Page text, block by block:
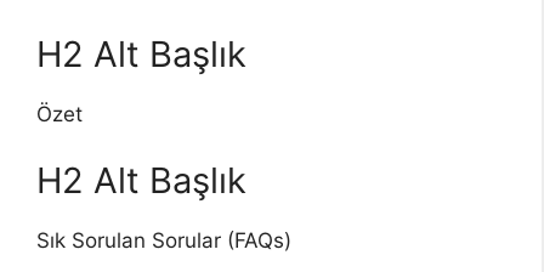
H2 Alt Başlık
Özet
H2 Alt Başlık
Sık Sorulan Sorular (FAQs)